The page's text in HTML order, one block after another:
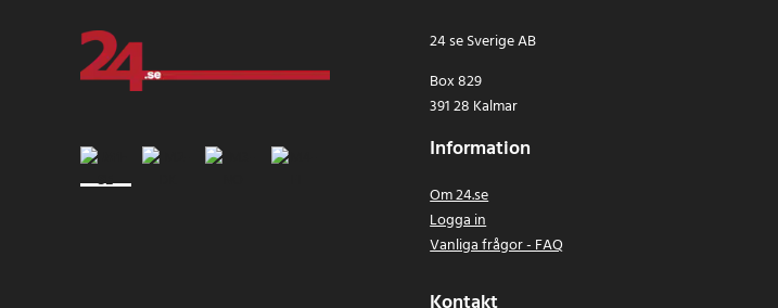
24 se Sverige AB
Box 829
391 28 Kalmar
Information
Om 24.se
Logga in
Vanliga frågor - FAQ